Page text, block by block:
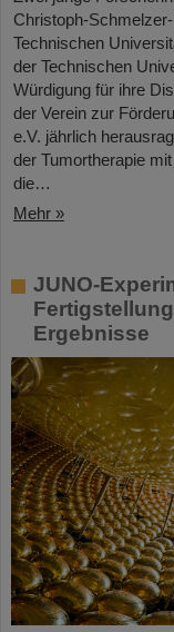
Christoph-
Technischen
der Technischen
Würdigung für ihre
der Verein zur
e.V. jährlich
der Tumortherapie
die…
Mehr »
JUNO-
Ergebnisse